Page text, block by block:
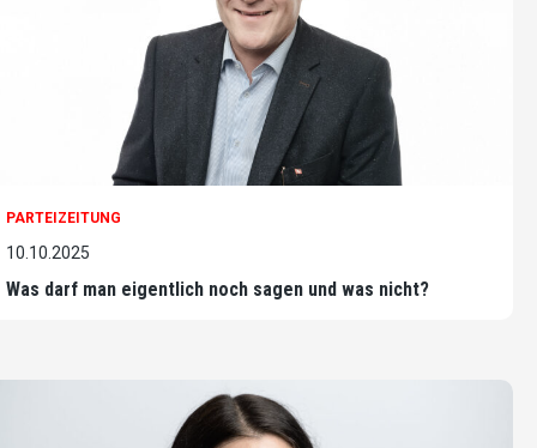
PARTEIZEITUNG
10.10.2025
Was darf man eigentlich noch sagen und was nicht?